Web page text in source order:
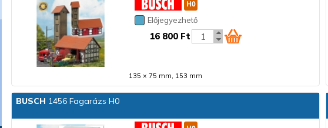
Előjegyezhető
16 800 Ft
135 × 75 mm, 153 mm
BUSCH 1456 Fagarázs H0